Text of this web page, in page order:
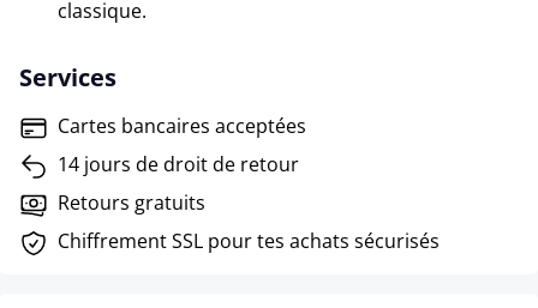
classique.
Services
Cartes bancaires acceptées
14 jours de droit de retour
Retours gratuits
Chiffrement SSL pour tes achats sécurisés